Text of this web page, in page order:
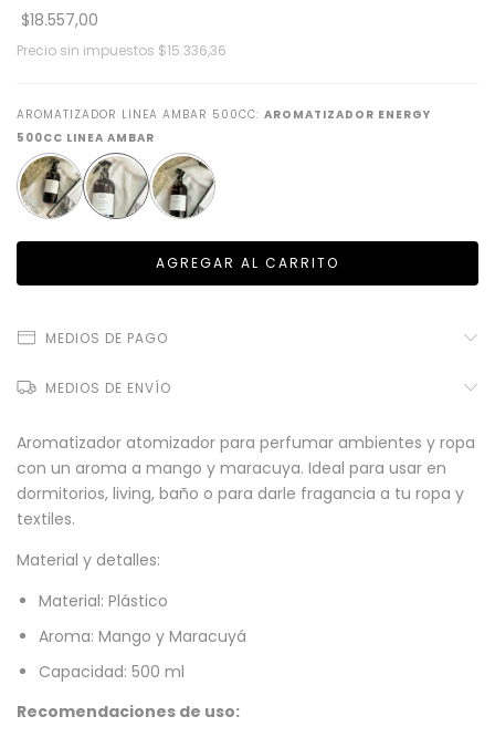
$18.557,00
Precio sin impuestos $15.336,36
AROMATIZADOR LINEA AMBAR 500CC: AROMATIZADOR ENERGY
500CC LINEA AMBAR
MEDIOS DE PAGO
MEDIOS DE ENVÍO
Aromatizador atomizador para perfumar ambientes y ropa
con un aroma a mango y maracuya. Ideal para usar en
dormitorios, living, baño o para darle fragancia a tu ropa y
textiles.
Material y detalles:
Material: Plástico
Aroma: Mango y Maracuyá
Capacidad: 500 ml
Recomendaciones de uso: